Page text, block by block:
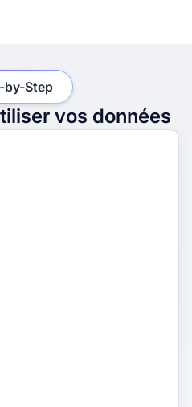
vos données
by-Step